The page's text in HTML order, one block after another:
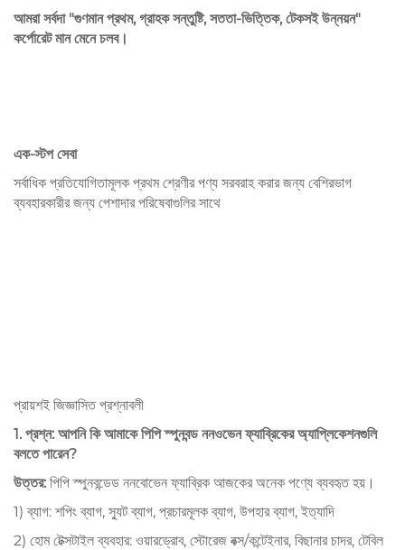
আমরা সর্বদা "গুণমান প্রথম, গ্রাহক সন্তুষ্টি, সততা-ভিত্তিক, টেকসই উন্নয়ন"
কর্পোরেট মান মেনে চলব।
এক-স্টপ সেবা
সর্বাধিক প্রতিযোগিতামূলক প্রথম শ্রেণীর পণ্য সরবরাহ করার জন্য বেশিরভাগ
ব্যবহারকারীর জন্য পেশাদার পরিষেবাগুলির সাথে
প্রায়শই জিজ্ঞাসিত প্রশ্নাবলী
1. প্রশ্ন: আপনি কি আমাকে পিপি স্পুনবন্ড ননওভেন ফ্যাব্রিকের অ্যাপ্লিকেশনগুলি
বলতে পারেন?
উত্তর: পিপি স্পুনবন্ডেড ননবোভেন ফ্যাব্রিক আজকের অনেক পণ্যে ব্যবহৃত হয়।
1) ব্যাগ: শপিং ব্যাগ, স্যুট ব্যাগ, প্রচারমূলক ব্যাগ, উপহার ব্যাগ, ইত্যাদি
2) হোম টেক্সটাইল ব্যবহার: ওয়ারড্রোব, স্টোরেজ বক্স/কন্টেইনার, বিছানার চাদর, টেবিল